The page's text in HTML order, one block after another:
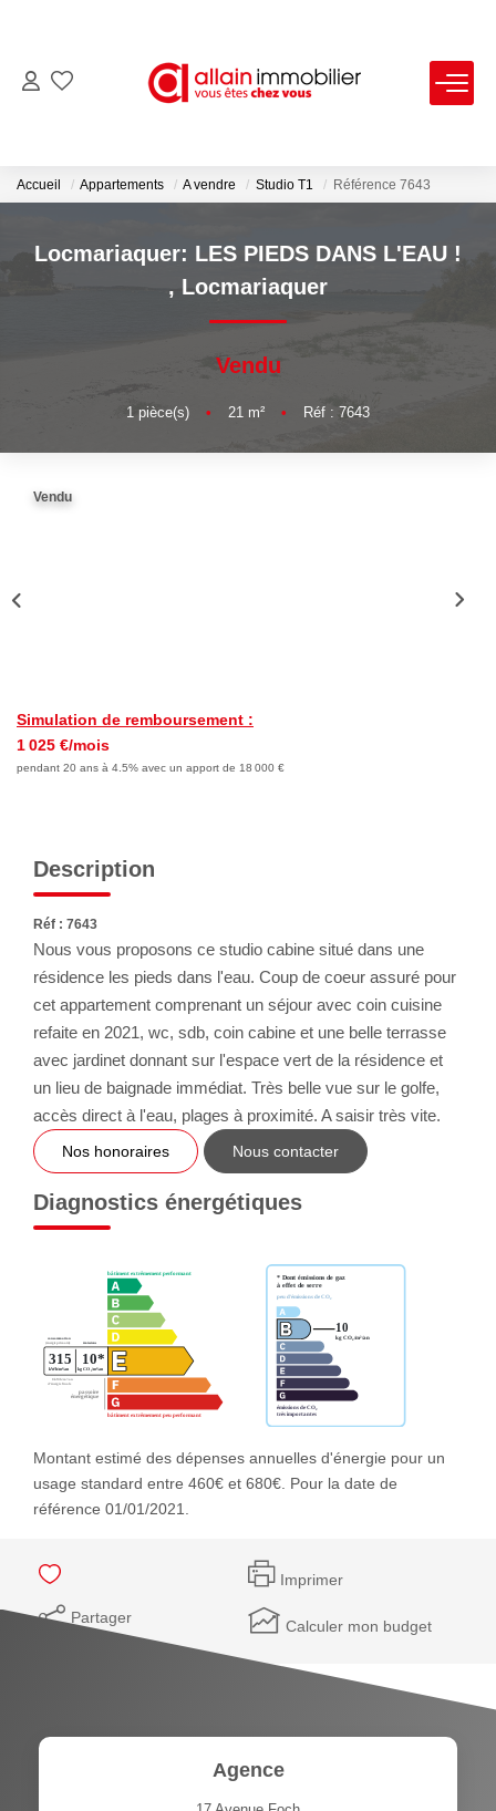
LOCATIONS
ESTIMATION
NOS AGENCES
MON COMPTE
Accueil Appartements A vendre Studio T1 Référence 7643
Locmariaquer: LES PIEDS DANS L'EAU !
, Locmariaquer
Vendu
1 pièce(s) • 21 m² • Réf : 7643
Vendu
Simulation de remboursement :
1 025 €/mois
pendant 20 ans à 4.5% avec un apport de 18 000 €
Description
Réf : 7643
Nous vous proposons ce studio cabine situé dans une
résidence les pieds dans l'eau. Coup de coeur assuré pour
cet appartement comprenant un séjour avec coin cuisine
refaite en 2021, wc, sdb, coin cabine et une belle terrasse
avec jardinet donnant sur l'espace vert de la résidence et
un lieu de baignade immédiat. Très belle vue sur le golfe,
accès direct à l'eau, plages à proximité. A saisir très vite.
Nos honoraires Nous contacter
Diagnostics énergétiques
Montant estimé des dépenses annuelles d'énergie pour un
usage standard entre 460€ et 680€. Pour la date de
référence 01/01/2021.
Imprimer
Partager Calculer mon budget
Agence